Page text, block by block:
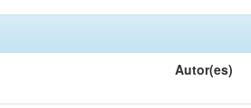
Autor(es)